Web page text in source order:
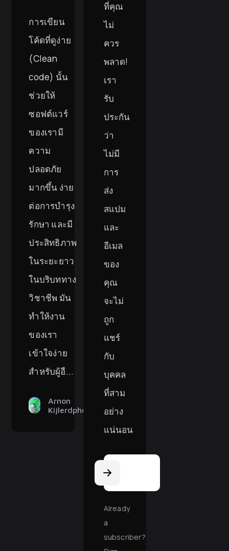
การเขียน
โค้ดที่ดูง่าย
(Clean
code) นั้น
ช่วยให้
ซอฟต์แวร์
ของเรามี
ความ
ปลอดภัย
มากขึ้น ง่าย
ต่อการบำรุง
รักษา และมี
ประสิทธิภาพ
ในระยะยาว
ในบริบททาง
วิชาชีพ มัน
ทำให้งาน
ของเรา
เข้าใจง่าย
สำหรับผู้อื...
Arnon
Kijlerdphon
ที่คุณ
ไม่
ควร
พลาด!
เรา
รับ
ประกัน
ว่า
ไม่มี
การ
ส่ง
สแปม
และ
อีเมล
ของ
คุณ
จะไม่
ถูก
แชร์
กับ
บุคคล
ที่สาม
อย่าง
แน่นอน
Address
Already
a
subscriber?